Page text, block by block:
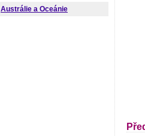
Austrálie a Oceánie